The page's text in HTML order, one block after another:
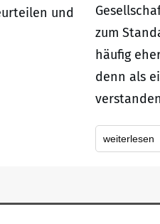
und
zum
häufig
denn als
weiterlesen